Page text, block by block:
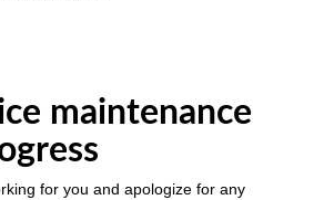
maintenance
for you and apologize for any